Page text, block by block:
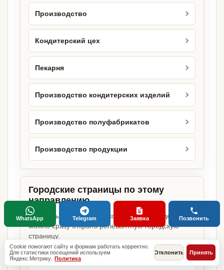
Производство
Кондитерский цех
Пекарня
Производство кондитерских изделий
Производство полуфабрикатов
Производство продукции
Городские страницы по этому
направлению
Если объект работает в конкретном городе,
можно сразу открыть релевантную городскую
страницу.
Пищевое производство в Москве
Cookie помогают сайту и формам работать корректно.
Для статистики посещений используем
Яндекс.Метрику. Политика
Отклонить Принять
WhatsApp Telegram Заявка Позвонить